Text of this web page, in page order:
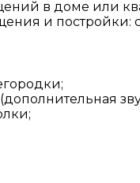
в доме или
и постройки: